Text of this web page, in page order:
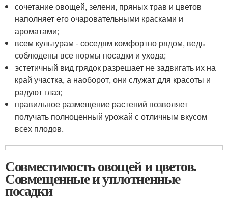
сочетание овощей, зелени, пряных трав и цветов
наполняет его очаровательными красками и
ароматами;
всем культурам - соседям комфортно рядом, ведь
соблюдены все нормы посадки и ухода;
эстетичный вид грядок разрешает не задвигать их на
край участка, а наоборот, они служат для красоты и
радуют глаз;
правильное размещение растений позволяет
получать полноценный урожай с отличным вкусом
всех плодов.
Совместимость овощей и цветов.
Совмещенные и уплотненные
посадки